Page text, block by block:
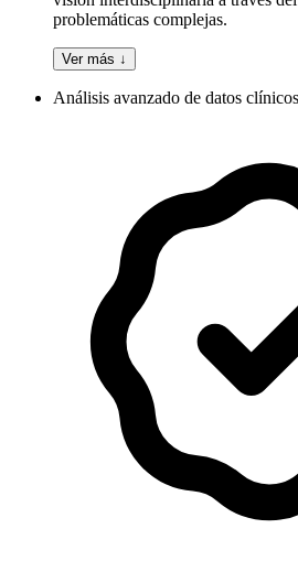
problemáticas complejas.
Ver más ↓
Análisis avanzado de datos clínicos